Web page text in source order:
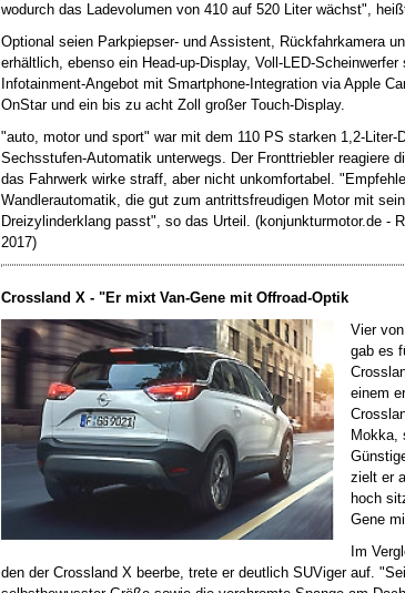
wodurch das Ladevolumen von 410 auf 520 Liter wächst",
Optional seien Parkpiepser- und Assistent, Rückfahrkamera
erhältlich, ebenso ein Head-up-Display, Voll-LED-
Infotainment-Angebot mit Smartphone-Integration via Apple
OnStar und ein bis zu acht Zoll großer Touch-Display.
"auto, motor und sport" war mit dem 110 PS starken 1,2-Liter-
Sechsstufen-Automatik unterwegs. Der Fronttriebler reagiere
das Fahrwerk wirke straff, aber nicht unkomfortabel.
Wandlerautomatik, die gut zum antrittsfreudigen Motor mit
Dreizylinderklang passt", so das Urteil. (konjunkturmotor.de -
2017)
Crossland X - "Er mixt Van-Gene mit Offroad-Optik
Vier
gab es
einem
Mokka,
zielt er
hoch
Gene
Im
den der Crossland X beerbe, trete er deutlich SUViger auf.